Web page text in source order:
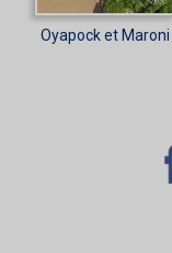
Oyapock et Maroni